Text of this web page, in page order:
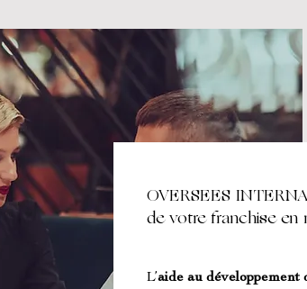
OVERSEES
de votre franchise en
L’aide au